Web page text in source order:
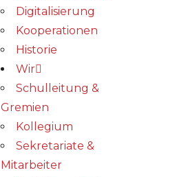
Digitalisierung
Kooperationen
Historie
Wir
Schulleitung &
Gremien
Kollegium
Sekretariate &
Mitarbeiter